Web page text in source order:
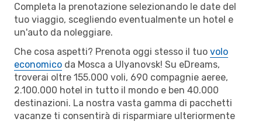
Completa la prenotazione selezionando le date del
tuo viaggio, scegliendo eventualmente un hotel e
un'auto da noleggiare.
Che cosa aspetti? Prenota oggi stesso il tuo volo
economico da Mosca a Ulyanovsk! Su eDreams,
troverai oltre 155.000 voli, 690 compagnie aeree,
2.100.000 hotel in tutto il mondo e ben 40.000
destinazioni. La nostra vasta gamma di pacchetti
vacanze ti consentirà di risparmiare ulteriormente